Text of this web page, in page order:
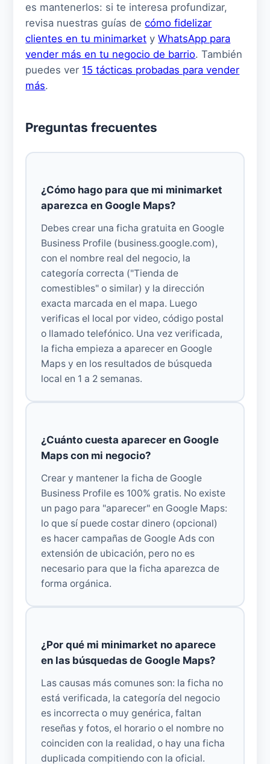
es mantenerlos: si te interesa profundizar,
revisa nuestras guías decómo fidelizar
clientes en tu minimarket yWhatsApp para
vender más en tu negocio de barrio. También
puedes ver 15 tácticas probadas para vender
más.
Preguntas frecuentes
¿Cómo hago para que mi minimarket
aparezca en Google Maps?
Debes crear una ficha gratuita en Google
Business Profile (business.google.com),
con el nombre real del negocio, la
categoría correcta ("Tienda de
comestibles" o similar) y la dirección
exacta marcada en el mapa. Luego
verificas el local por video, código postal
o llamado telefónico. Una vez verificada,
la ficha empieza a aparecer en Google
Maps y en los resultados de búsqueda
local en 1 a 2 semanas.
¿Cuánto cuesta aparecer en Google
Maps con mi negocio?
Crear y mantener la ficha de Google
Business Profile es 100% gratis. No existe
un pago para "aparecer" en Google Maps:
lo que sí puede costar dinero (opcional)
es hacer campañas de Google Ads con
extensión de ubicación, pero no es
necesario para que la ficha aparezca de
forma orgánica.
¿Por qué mi minimarket no aparece
en las búsquedas de Google Maps?
Las causas más comunes son: la ficha no
está verificada, la categoría del negocio
es incorrecta o muy genérica, faltan
reseñas y fotos, el horario o el nombre no
coinciden con la realidad, o hay una ficha
duplicada compitiendo con la oficial.